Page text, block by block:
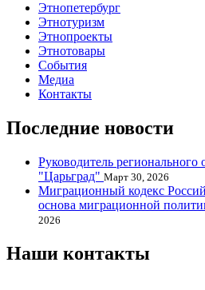
Этнопетербург
Этнотуризм
Этнопроекты
Этнотовары
События
Медиа
Контакты
Последние новости
Руководитель регионального
"Царьград" Март 30, 2026
Миграционный кодекс
основа миграционной
2026
Наши контакты